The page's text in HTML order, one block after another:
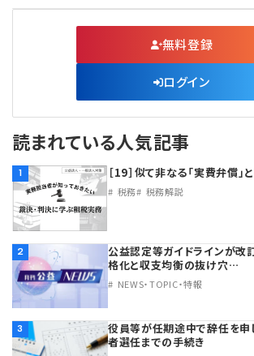
無料登録
ログイン
読まれている人気記事
1 ［19］似て非なる「実費弁償」
税務 税務解説
2
公益認定等ガイドラインが改
格化と収支均衡の抜け穴…
NEWS・TOPIC・特報
3
役員等が任期途中で辞任を
者選任までの手続き